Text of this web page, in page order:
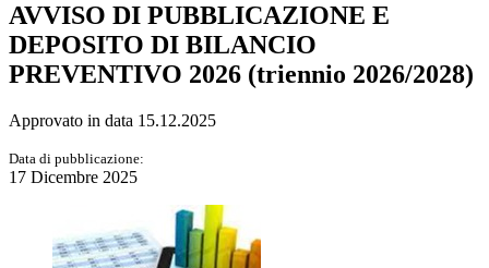
AVVISO DI PUBBLICAZIONE E
DEPOSITO DI BILANCIO
PREVENTIVO 2026 (triennio 2026/2028)
Approvato in data 15.12.2025
Data di pubblicazione:
17 Dicembre 2025